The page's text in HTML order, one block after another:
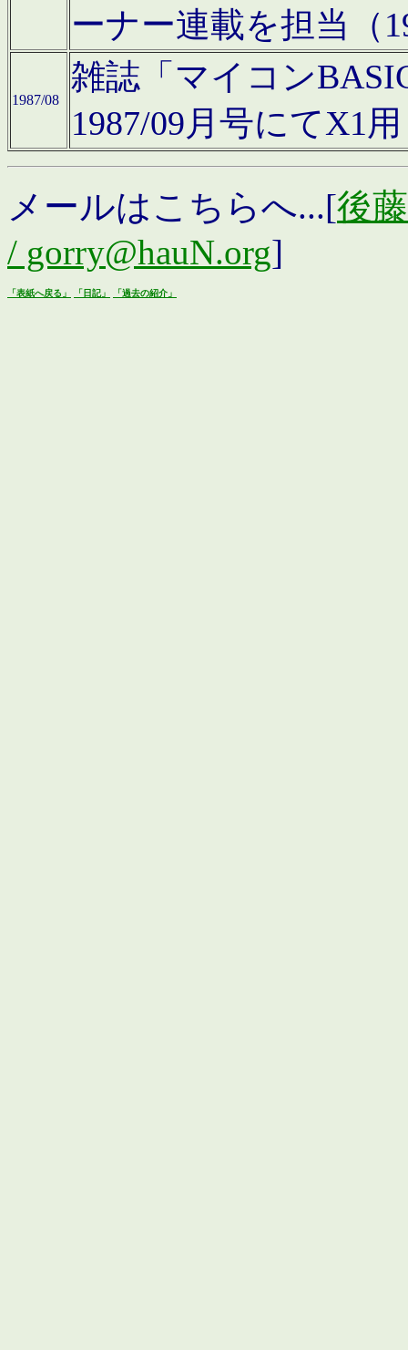
ーナー連載を担当（
1987/08
雑誌「マイコン
1987/09月号にてX1
メールはこちらへ...[後
/ gorry@hauN.org]
「表紙へ戻る」 「日記」 「過去の紹介」